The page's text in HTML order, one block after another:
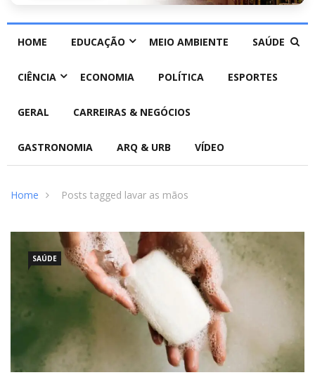
HOME EDUCAÇÃO MEIO AMBIENTE SAÚDE
CIÊNCIA ECONOMIA POLÍTICA ESPORTES
GERAL CARREIRAS & NEGÓCIOS
GASTRONOMIA ARQ & URB VÍDEO
Home Posts tagged lavar as mãos
SAÚDE